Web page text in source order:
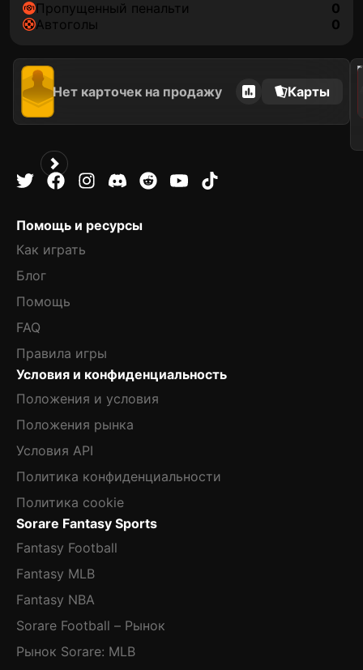
пропущенный пенальти
0
автоголы
0
Нет карточек на продажу Карты
2022
Помощь и ресурсы
Как играть
Блог
Помощь
FAQ
Правила игры
Условия и конфиденциальность
Положения и условия
Положения рынка
Условия API
Политика конфиденциальности
Политика cookie
Sorare Fantasy Sports
Fantasy Football
Fantasy MLB
Fantasy NBA
Sorare Football – Рынок
Рынок Sorare: MLB